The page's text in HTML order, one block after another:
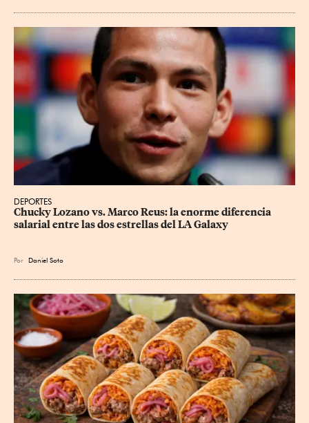
DEPORTES
Chucky Lozano vs. Marco Reus: la enorme diferencia
salarial entre las dos estrellas del LA Galaxy
Por Daniel Soto